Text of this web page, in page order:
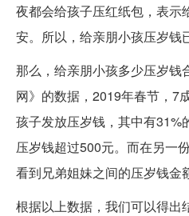
夜都会给孩子压红纸包，表示
安。所以，给亲朋小孩压岁钱
那么，给亲朋小孩多少压岁钱
网》的数据，2019年春节，7
孩子发放压岁钱，其中有31%
压岁钱超过500元。而在另一
看到兄弟姐妹之间的压岁钱金
根据以上数据，我们可以得出